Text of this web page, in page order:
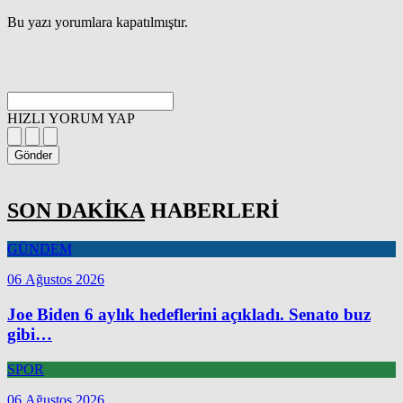
Bu yazı yorumlara kapatılmıştır.
HIZLI YORUM YAP
Gönder
SON DAKİKAHABERLERİ
GÜNDEM
06 Ağustos 2026
Joe Biden 6 aylık hedeflerini açıkladı. Senato buz
gibi…
SPOR
06 Ağustos 2026